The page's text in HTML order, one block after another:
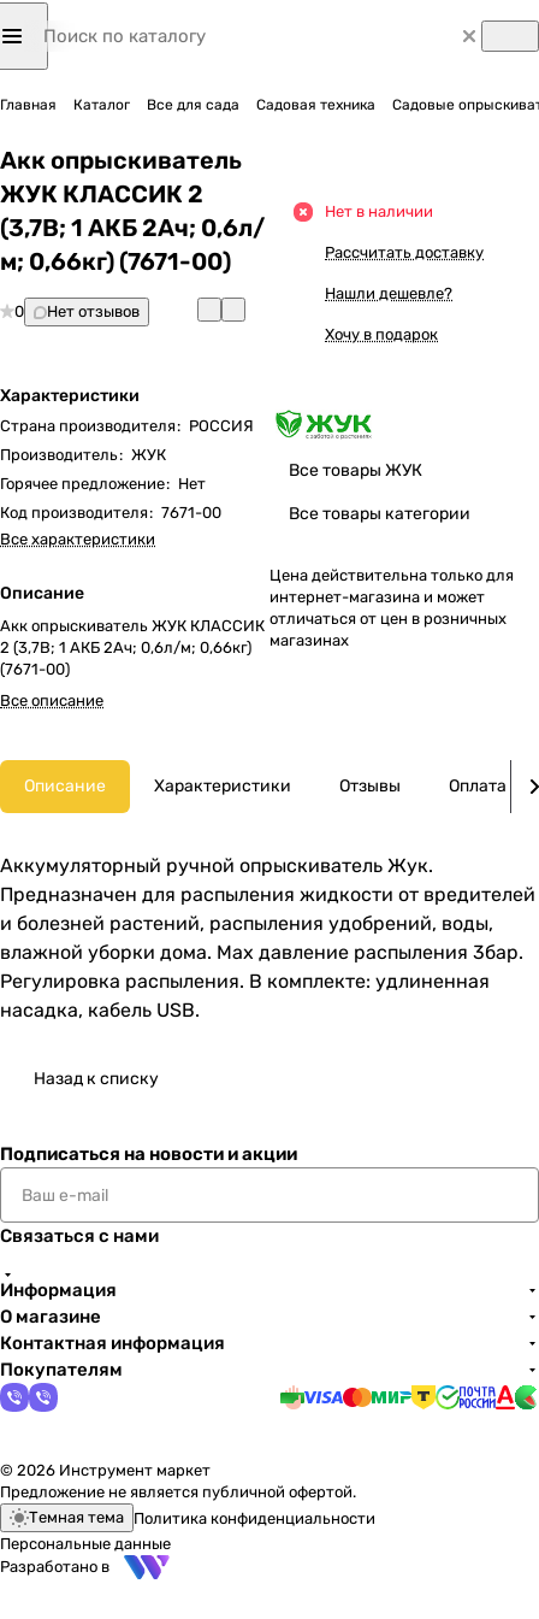
Главная Каталог Все для сада Садовая техника Садовые
Акк опрыскиватель
ЖУК КЛАССИК 2
(3,7В; 1 АКБ 2Ач; 0,6л/
м; 0,66кг) (7671-00)
0 Нет отзывов
Характеристики
Страна производителя: РОССИЯ
Производитель: ЖУК
Горячее предложение: Нет
Код производителя: 7671-00
Все характеристики
Описание
Акк опрыскиватель ЖУК КЛАССИК
2 (3,7В; 1 АКБ 2Ач; 0,6л/м; 0,66кг)
(7671-00)
Все описание
Нет в наличии
Рассчитать доставку
Нашли дешевле?
Хочу в подарок
Все товары ЖУК
Все товары категории
Цена действительна только для
интернет-магазина и может
отличаться от цен в розничных
магазинах
Описание Характеристики Отзывы Оплата
Аккумуляторный ручной опрыскиватель Жук.
Предназначен для распыления жидкости от вредителей
и болезней растений, распыления удобрений, воды,
влажной уборки дома. Max давление распыления 3бар.
Регулировка распыления. В комплекте: удлиненная
насадка, кабель USB.
Назад к списку
Подписаться на новости и акции
Связаться с нами
Информация
О магазине
Контактная информация
Покупателям
© 2026 Инструмент маркет
Предложение не является публичной офертой.
Темная тема Политика конфиденциальности
Персональные данные
Разработано в